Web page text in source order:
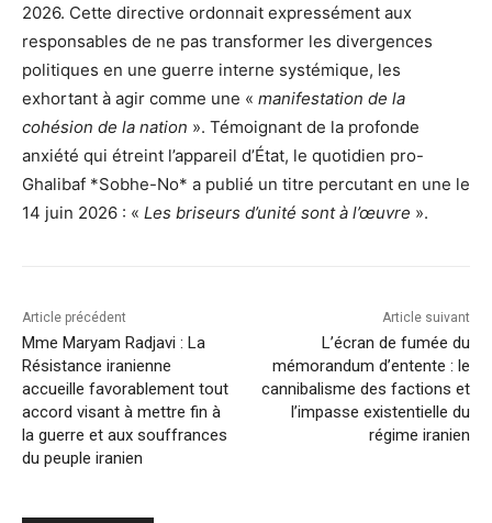
2026. Cette directive ordonnait expressément aux
responsables de ne pas transformer les divergences
politiques en une guerre interne systémique, les
exhortant à agir comme une « manifestation de la
cohésion de la nation ». Témoignant de la profonde
anxiété qui étreint l’appareil d’État, le quotidien pro-
Ghalibaf *Sobhe-No* a publié un titre percutant en une le
14 juin 2026 : « Les briseurs d’unité sont à l’œuvre ».
Article précédent
Mme Maryam Radjavi : La
Résistance iranienne
accueille favorablement tout
accord visant à mettre fin à
la guerre et aux souffrances
du peuple iranien
Article suivant
L’écran de fumée du
mémorandum d’entente : le
cannibalisme des factions et
l’impasse existentielle du
régime iranien